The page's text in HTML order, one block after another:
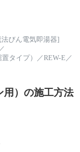
びん電気即湯器]
タイプ）
／REW-E ／
用）の施工方法